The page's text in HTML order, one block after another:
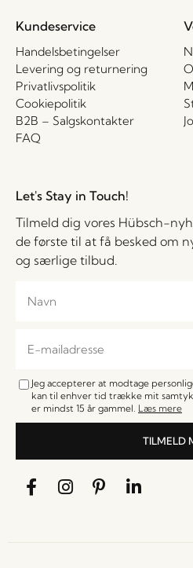
Kundeservice
Handelsbetingelser
Levering og returnering
Privatlivspolitik
Cookiepolitik
B2B – Salgskontakter
FAQ
Let's Stay in Touch!
Tilmeld dig vores Hübsch-
de første til at få besked om
og særlige tilbud.
Jeg accepterer at modtage
kan til enhver tid trække mit
er mindst 15 år gammel. Læs mere
TILMELD